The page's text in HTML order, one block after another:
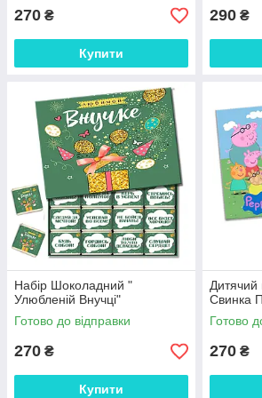
270 ₴
Купити
290 ₴
Набір Шоколадний "
Улюбленій Внучці"
Готово до відправки
270 ₴
Купити
Дитячий
Свинка
Готово
270 ₴